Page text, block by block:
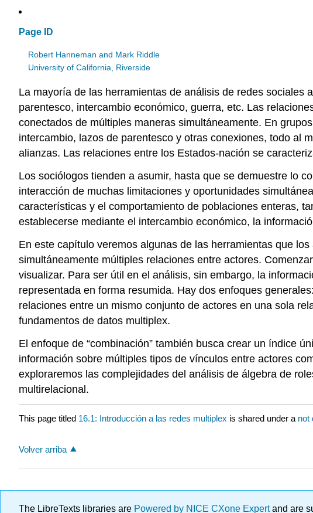
Page ID
Robert Hanneman and Mark Riddle
University of California, Riverside
La mayoría de las herramientas de análisis de redes sociales
parentesco, intercambio económico, guerra, etc. Las
conectados de múltiples maneras simultáneamente. En
intercambio, lazos de parentesco y otras conexiones, todo al
alianzas. Las relaciones entre los Estados-nación se
Los sociólogos tienden a asumir, hasta que se demuestre lo
interacción de muchas limitaciones y oportunidades
características y el comportamiento de poblaciones enteras,
establecerse mediante el intercambio económico, la
En este capítulo veremos algunas de las herramientas que
simultáneamente múltiples relaciones entre actores.
visualizar. Para ser útil en el análisis, sin embargo, la
representada en forma resumida. Hay dos enfoques
relaciones entre un mismo conjunto de actores en una sola
fundamentos de datos multiplex.
El enfoque de “combinación” también busca crear un índice
información sobre múltiples tipos de vínculos entre actores
exploraremos las complejidades del análisis de álgebra de
multirelacional.
This page titled 16.1: Introducción a las redes multiplex is shared under a not
Volver arriba
The LibreTexts libraries are Powered by NICE CXone Expertand are